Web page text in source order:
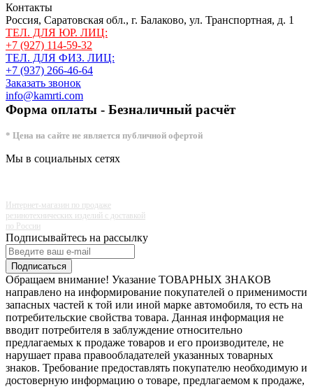
Контакты
Россия, Саратовская обл., г. Балаково, ул. Транспортная, д. 1
ТЕЛ. ДЛЯ ЮР. ЛИЦ:
+7 (927) 114-59-32
ТЕЛ. ДЛЯ ФИЗ. ЛИЦ:
+7 (937) 266-46-64
Заказать звонок
info@kamrti.com
Форма оплаты - Безналичный расчёт
* Цена на сайте не является публичной офертой
Мы в социальных сетях
Интернет-магазин по продаже
резинотехнических изделий с доставкой
по России
Подписывайтесь на рассылку
Подписаться
Обращаем внимание! Указание ТОВАРНЫХ ЗНАКОВ
направлено на информирование покупателей о применимости
запасных частей к той или иной марке автомобиля, то есть на
потребительские свойства товара. Данная информация не
вводит потребителя в заблуждение относительно
предлагаемых к продаже товаров и его производителе, не
нарушает права правообладателей указанных товарных
знаков. Требование предоставлять покупателю необходимую и
достоверную информацию о товаре, предлагаемом к продаже,